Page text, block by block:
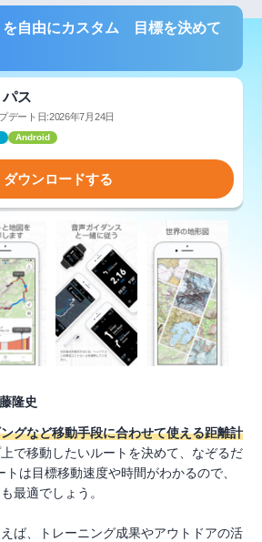
を自由にカスタム 目標を決めて
ス
デート日:2026年7月24日
Android
ダウンロードする
隆史
グなど移動手段に合わせて使える距離計
で移動したいルートを決めて、なぞるだ
は目標移動速度や時間がわかるので、
最適でしょう。
ば、トレーニング成果やアウトドアの活